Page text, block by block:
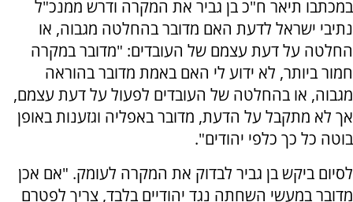
במכתבו תיאר ח"כ בן גביר את המקרה ודרש ממנכ"ל
נתיבי ישראל לדעת האם מדובר בהחלטה מגבוה, או
החלטה על דעת עצמם של העובדים: "מדובר במקרה
חמור ביותר, לא ידוע לי האם באמת מדובר בהוראה
מגבוה, או בהחלטה של העובדים לפעול על דעת עצמם,
אך לא מתקבל על הדעת, מדובר באפליה וגזענות באופן
בוטה כל כך כלפי יהודים".
לסיום ביקש בן גביר לבדוק את המקרה לעומק. "אם אכן
מדובר במעשי השחתה נגד יהודיים בלבד, צריך לפטרם